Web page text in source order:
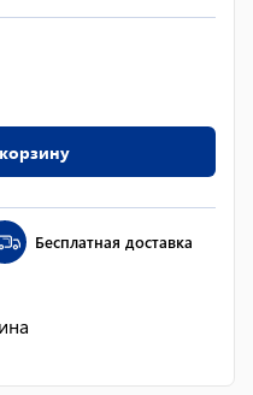
Бесплатная доставка